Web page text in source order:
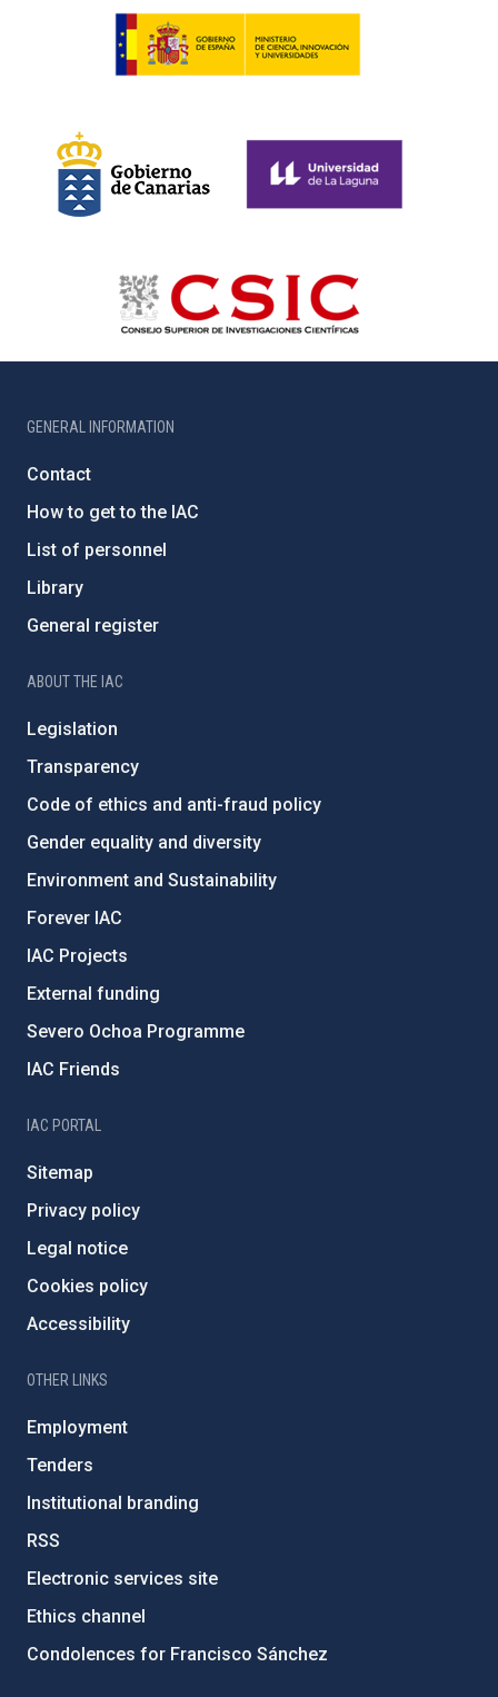
GENERAL INFORMATION
Contact
How to get to the IAC
List of personnel
Library
General register
ABOUT THE IAC
Legislation
Transparency
Code of ethics and anti-fraud policy
Gender equality and diversity
Environment and Sustainability
Forever IAC
IAC Projects
External funding
Severo Ochoa Programme
IAC Friends
IAC PORTAL
Sitemap
Privacy policy
Legal notice
Cookies policy
Accessibility
OTHER LINKS
Employment
Tenders
Institutional branding
RSS
Electronic services site
Ethics channel
Condolences for Francisco Sánchez